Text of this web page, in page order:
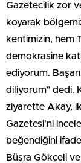
Gazetecilik zor
koyarak
kentimizin, hem
demokrasine
ediyorum.
diliyorum” dedi.
ziyarette Akay,
Gazetesi’ni
beğendiğini
Büşra Gökçeli